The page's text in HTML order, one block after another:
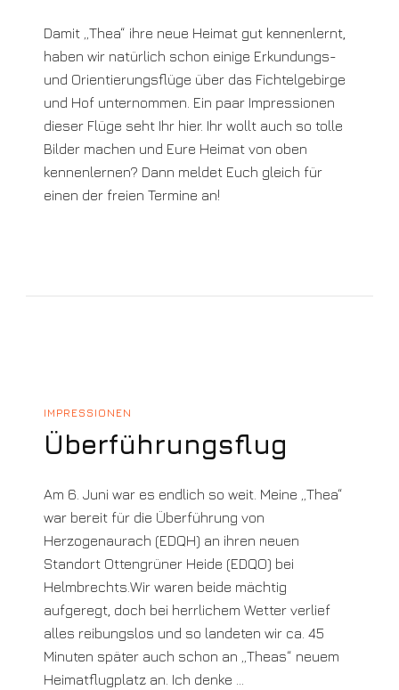
Damit „Thea“ ihre neue Heimat gut kennenlernt,
haben wir natürlich schon einige Erkundungs-
und Orientierungsflüge über das Fichtelgebirge
und Hof unternommen. Ein paar Impressionen
dieser Flüge seht Ihr hier. Ihr wollt auch so tolle
Bilder machen und Eure Heimat von oben
kennenlernen? Dann meldet Euch gleich für
einen der freien Termine an!
IMPRESSIONEN
Überführungsflug
Am 6. Juni war es endlich so weit. Meine „Thea“
war bereit für die Überführung von
Herzogenaurach (EDQH) an ihren neuen
Standort Ottengrüner Heide (EDQO) bei
Helmbrechts.Wir waren beide mächtig
aufgeregt, doch bei herrlichem Wetter verlief
alles reibungslos und so landeten wir ca. 45
Minuten später auch schon an „Theas“ neuem
Heimatflugplatz an. Ich denke …